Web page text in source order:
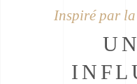
Inspiré par la